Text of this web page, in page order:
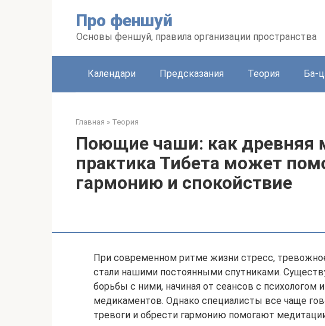
Про феншуй
Основы феншуй, правила организации пространства
Календари Предсказания Теория Ба-
Главная » Теория
Поющие чаши: как древняя
практика Тибета может
гармонию и спокойствие
При современном ритме жизни стресс,
стали нашими постоянными спутниками.
борьбы с ними, начиная от сеансов с психологом
медикаментов. Однако специалисты все чаще
тревоги и обрести гармонию помогают